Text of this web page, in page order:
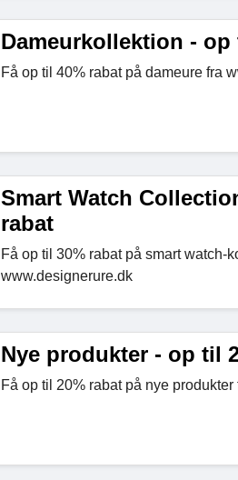
Dameurkollektion - op
Få op til 40% rabat på dameure fra
Smart Watch
rabat
Få op til 30% rabat på smart watch-
www.designerure.dk
Nye produkter - op til
Få op til 20% rabat på nye